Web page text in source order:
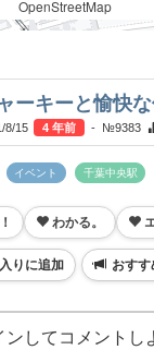
OpenStreetMap
ーキーと愉快
8/15 4 年前 - №9383
イベント 千葉中央駅
わかる。
りに追加 おす
ンしてコメントし